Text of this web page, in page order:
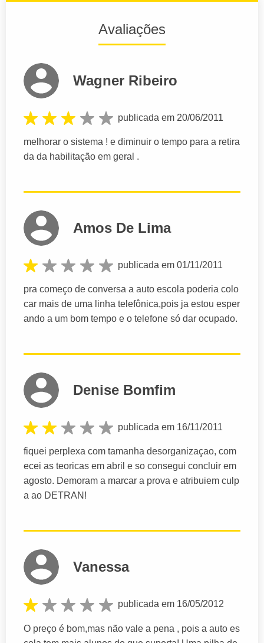
Avaliações
Wagner Ribeiro
publicada em 20/06/2011
melhorar o sistema ! e diminuir o tempo para a retira
da da habilitação em geral .
Amos De Lima
publicada em 01/11/2011
pra começo de conversa a auto escola poderia colo
car mais de uma linha telefônica,pois ja estou esper
ando a um bom tempo e o telefone só dar ocupado.
Denise Bomfim
publicada em 16/11/2011
fiquei perplexa com tamanha desorganizaçao, com
ecei as teoricas em abril e so consegui concluir em
agosto. Demoram a marcar a prova e atribuiem culp
a ao DETRAN!
Vanessa
publicada em 16/05/2012
O preço é bom,mas não vale a pena , pois a auto es